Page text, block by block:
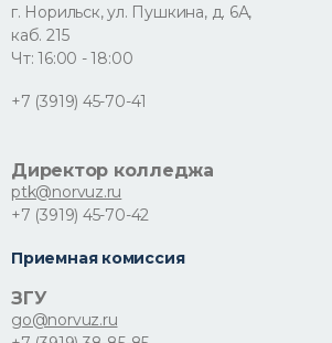
г. Норильск, ул. Пушкина, д. 6А,
каб. 215
Чт: 16:00 - 18:00
+7 (3919) 45-70-41
Директор колледжа
ptk@norvuz.ru
+7 (3919) 45-70-42
Приемная комиссия
ЗГУ
go@norvuz.ru